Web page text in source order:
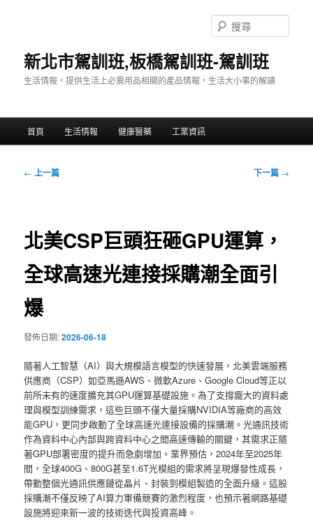
新北市駕訓班,板橋駕訓班-駕訓班
生活情報，提供生活上必需用品相關的產品情報，生活大小事的解讀
尋
首頁 生活情報 健康醫藥 工業資訊
文
← 上一篇 下一篇 →
北美CSP巨頭狂砸GPU運算，
全球高速光連接採購潮全面引
爆
發佈日期:2026-06-18
隨著人工智慧（AI）與大規模語言模型的快速發展，北美雲端服務
供應商（CSP）如亞馬遜AWS、微軟Azure、Google Cloud等正以
前所未有的速度擴充其GPU運算基礎設施。為了支撐龐大的資料處
理與模型訓練需求，這些巨頭不僅大量採購NVIDIA等廠商的高效
能GPU，更同步啟動了全球高速光連接設備的採購潮。光通訊技術
作為資料中心內部與跨資料中心之間高速傳輸的關鍵，其需求正隨
著GPU部署密度的提升而急劇增加。業界預估，2024年至2025年
間，全球400G、800G甚至1.6T光模組的需求將呈現爆發性成長，
帶動整個光通訊供應鏈從晶片、封裝到模組製造的全面升級。這股
採購潮不僅反映了AI算力軍備競賽的激烈程度，也預示著網路基礎
設施將迎來新一波的技術迭代與投資高峰。